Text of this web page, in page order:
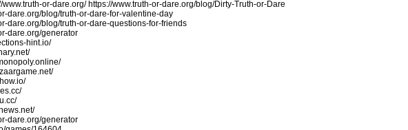
www.truth-or-dare.org/ https://www.truth-or-dare.org/blog/Dirty-Truth-or-Dare
dare.org/blog/truth-or-dare-for-valentine-day
dare.org/blog/truth-or-dare-questions-for-friends
dare.org/generator
hint.io/
dare.org/generator